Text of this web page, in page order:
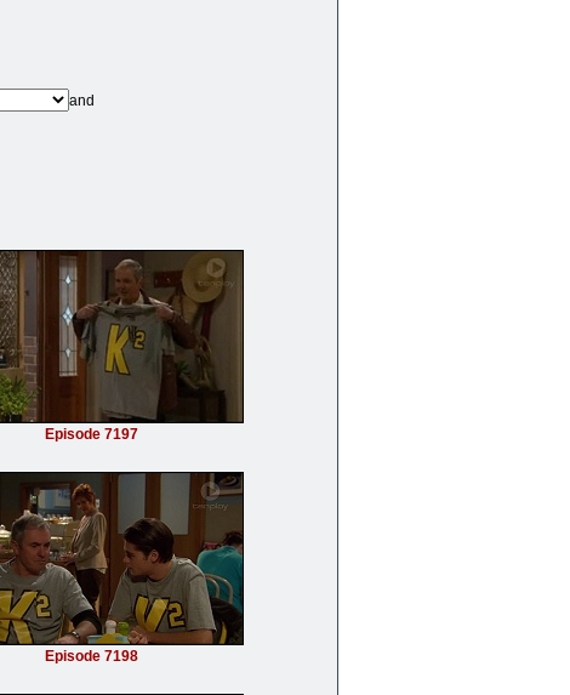
and
Episode 7197
Episode 7198